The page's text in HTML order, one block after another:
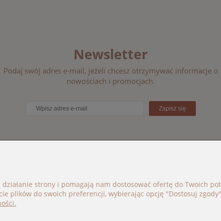
Newsletter
Podaj swój adres e-mail, jeżeli chcesz otrzymywać informacje o
nowościach i promocjach.
Zapisz się
kontakt@bohobebe.pl
strony i pomagają nam dostosować ofertę do Twoich
plików do swoich preferencji, wybierając opcję "Dostosuj